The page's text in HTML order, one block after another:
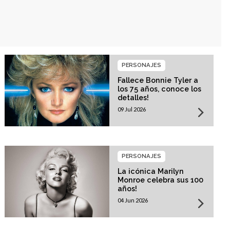
Fallece Bonnie Tyler a
los 75 años, conoce los
detalles!
PERSONAJES
09 Jul 2026
La icónica Marilyn
Monroe celebra sus 100
años!
PERSONAJES
04 Jun 2026